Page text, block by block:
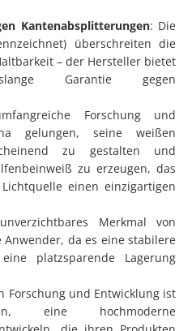
Kantenabsplitterungen: Die
überschreiten die
– der Hersteller bietet
Garantie gegen
Forschung und
gelungen, seine weißen
zu gestalten und
zu erzeugen, das
einen einzigartigen
Merkmal von
da es eine stabilere
platzsparende Lagerung
Forschung und Entwicklung ist
eine hochmoderne